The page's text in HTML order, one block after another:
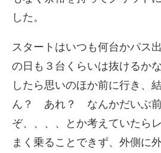
した。
スタートはいつも何台かパス
の日も３台くらいは抜けるか
したら思いのほか前に行き、
ん？ あれ？ なんかだいぶ
ぞ、、、、とか考えていたら
まく乗ることできず、外側に